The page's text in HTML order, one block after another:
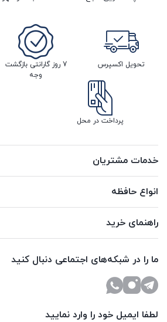
تحویل اکسپرس
7 روز گارانتی بازگشت
وجه
پرداخت در محل
خدمات مشتریان
انواع حافظه
راهنمای خرید
ما را در شبکه‌های اجتماعی دنبال کنید
لطفا ایمیل خود را وارد نمایید